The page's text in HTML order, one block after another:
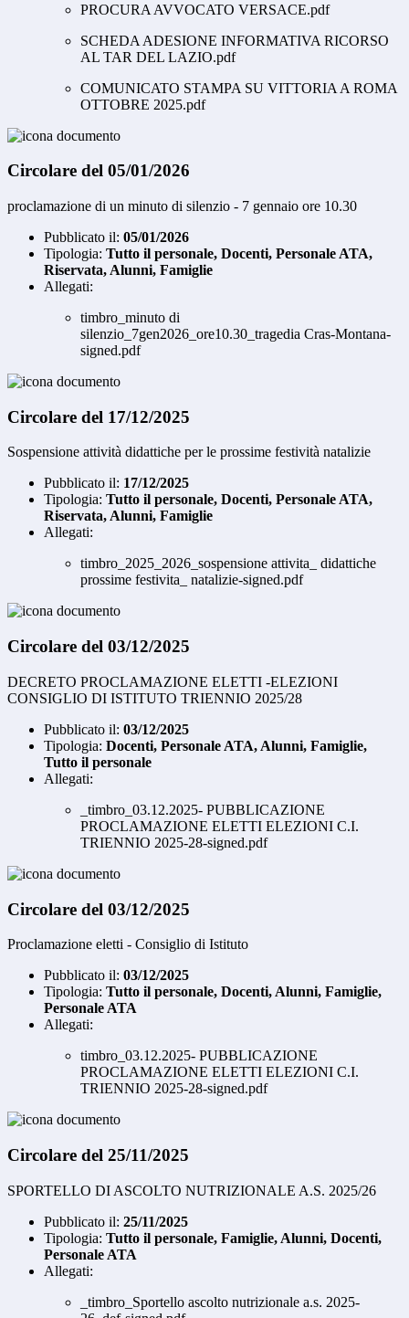
PROCURA AVVOCATO VERSACE.pdf
SCHEDA ADESIONE INFORMATIVA RICORSO
AL TAR DEL LAZIO.pdf
COMUNICATO STAMPA SU VITTORIA A ROMA
OTTOBRE 2025.pdf
Circolare del 05/01/2026
proclamazione di un minuto di silenzio - 7 gennaio ore 10.30
Pubblicato il: 05/01/2026
Tipologia: Tutto il personale, Docenti, Personale ATA,
Riservata, Alunni, Famiglie
Allegati:
timbro_minuto di
silenzio_7gen2026_ore10.30_tragedia Cras-Montana-
signed.pdf
Circolare del 17/12/2025
Sospensione attività didattiche per le prossime festività natalizie
Pubblicato il: 17/12/2025
Tipologia: Tutto il personale, Docenti, Personale ATA,
Riservata, Alunni, Famiglie
Allegati:
timbro_2025_2026_sospensione attivita_ didattiche
prossime festivita_ natalizie-signed.pdf
Circolare del 03/12/2025
DECRETO PROCLAMAZIONE ELETTI -ELEZIONI
CONSIGLIO DI ISTITUTO TRIENNIO 2025/28
Pubblicato il: 03/12/2025
Tipologia: Docenti, Personale ATA, Alunni, Famiglie,
Tutto il personale
Allegati:
_timbro_03.12.2025- PUBBLICAZIONE
PROCLAMAZIONE ELETTI ELEZIONI C.I.
TRIENNIO 2025-28-signed.pdf
Circolare del 03/12/2025
Proclamazione eletti - Consiglio di Istituto
Pubblicato il: 03/12/2025
Tipologia: Tutto il personale, Docenti, Alunni, Famiglie,
Personale ATA
Allegati:
timbro_03.12.2025- PUBBLICAZIONE
PROCLAMAZIONE ELETTI ELEZIONI C.I.
TRIENNIO 2025-28-signed.pdf
Circolare del 25/11/2025
SPORTELLO DI ASCOLTO NUTRIZIONALE A.S. 2025/26
Pubblicato il: 25/11/2025
Tipologia: Tutto il personale, Famiglie, Alunni, Docenti,
Personale ATA
Allegati:
_timbro_Sportello ascolto nutrizionale a.s. 2025-